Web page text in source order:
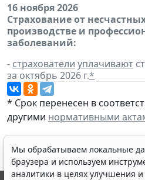
16 ноября 2026
Страхование от
производстве и
заболеваний:
- страхователи уплачивают
за октябрь 2026 г.*
* Срок перенесен в
другими нормативными
Мы обрабатываем локальные
браузера и используем
аналитики в целях улучшения